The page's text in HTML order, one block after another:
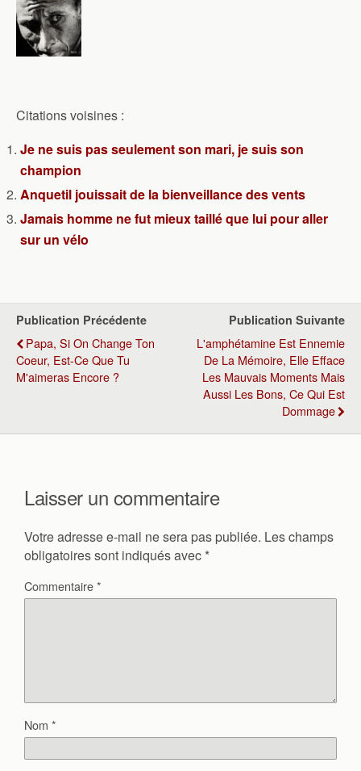
Citations voisines :
Je ne suis pas seulement son mari, je suis son
champion
Anquetil jouissait de la bienveillance des vents
Jamais homme ne fut mieux taillé que lui pour aller
sur un vélo
Publication Précédente
Papa, Si On Change Ton
Coeur, Est-Ce Que Tu
M'aimeras Encore ?
Publication Suivante
L'amphétamine Est Ennemie
De La Mémoire, Elle Efface
Les Mauvais Moments Mais
Aussi Les Bons, Ce Qui Est
Dommage
Laisser un commentaire
Votre adresse e-mail ne sera pas publiée. Les champs
obligatoires sont indiqués avec *
Commentaire*
Nom *